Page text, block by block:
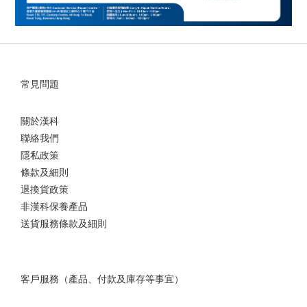
常見問題
關於漢科
聯絡我們
隱私政策
條款及細則
退換貨政策
非漢科保養產品
送貨服務條款及細則
客戶服務（產品、付款及庫存等事宜）